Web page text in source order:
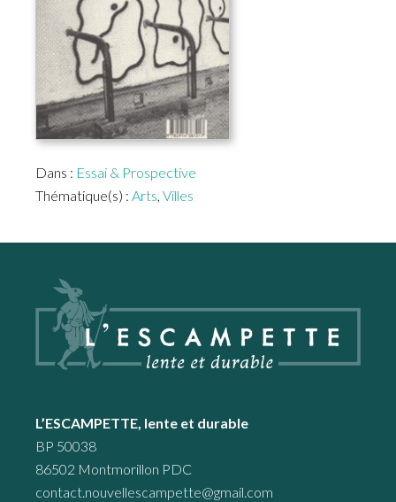
Dans : Essai & Prospective
Thématique(s) : Arts, Villes
L’ESCAMPETTE, lente et durable
BP 50038
86502 Montmorillon PDC
contact.nouvellescampette@gmail.com